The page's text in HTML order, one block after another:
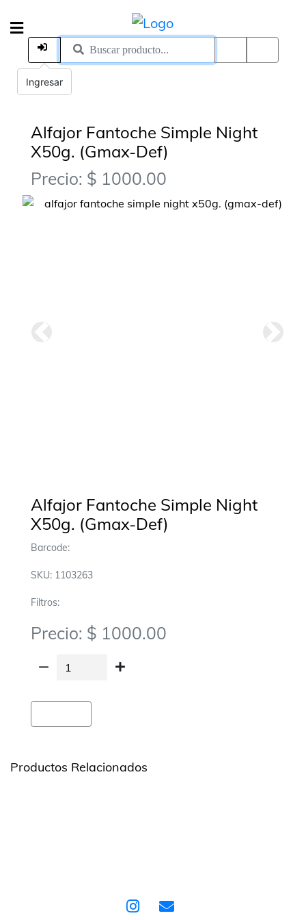
Alfajor Fantoche Simple Night
X50g. (Gmax-Def)
Precio: $ 1000.00
Alfajor Fantoche Simple Night
X50g. (Gmax-Def)
Barcode:
SKU: 1103263
Filtros:
Precio: $ 1000.00
Productos Relacionados
Ingresar